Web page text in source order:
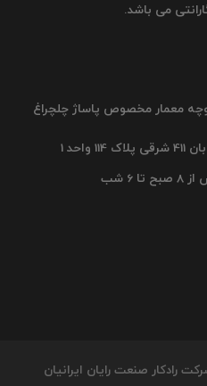
می باشد.
معمار مخصوص پاساژ چلچراغ
رادکار صنعت رایان ایرانیان